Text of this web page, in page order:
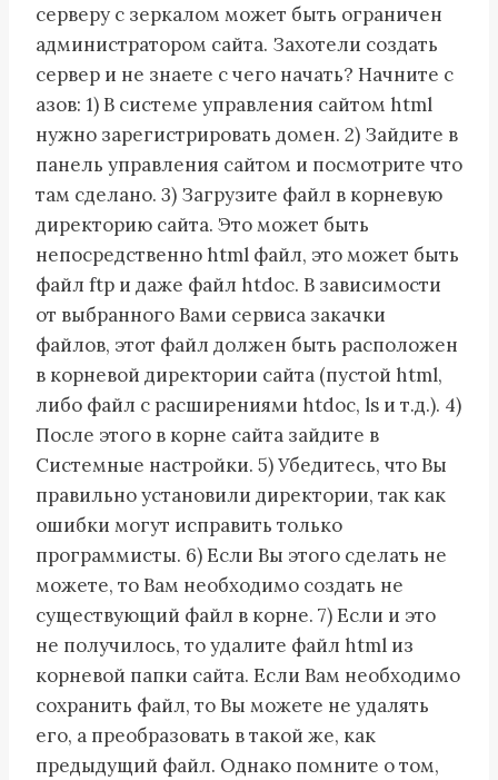
серверу с зеркалом может быть ограничен
администратором сайта. Захотели создать
сервер и не знаете с чего начать? Начните с
азов: 1) В системе управления сайтом html
нужно зарегистрировать домен. 2) Зайдите в
панель управления сайтом и посмотрите что
там сделано. 3) Загрузите файл в корневую
директорию сайта. Это может быть
непосредственно html файл, это может быть
файл ftp и даже файл htdoc. В зависимости
от выбранного Вами сервиса закачки
файлов, этот файл должен быть расположен
в корневой директории сайта (пустой html,
либо файл с расширениями htdoc, ls и т.д.). 4)
После этого в корне сайта зайдите в
Системные настройки. 5) Убедитесь, что Вы
правильно установили директории, так как
ошибки могут исправить только
программисты. 6) Если Вы этого сделать не
можете, то Вам необходимо создать не
существующий файл в корне. 7) Если и это
не получилось, то удалите файл html из
корневой папки сайта. Если Вам необходимо
сохранить файл, то Вы можете не удалять
его, а преобразовать в такой же, как
предыдущий файл. Однако помните о том,